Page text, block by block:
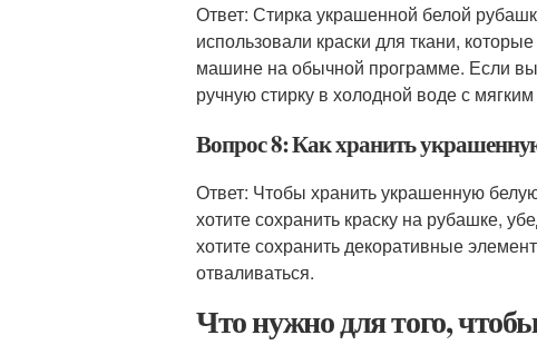
Ответ: Стирка украшенной белой
использовали краски для ткани,
машине на обычной программе. Если
ручную стирку в холодной воде с
Вопрос 8: Как хранить
Ответ: Чтобы хранить украшенную
хотите сохранить краску на рубашке,
хотите сохранить декоративные
отваливаться.
Что нужно для того,